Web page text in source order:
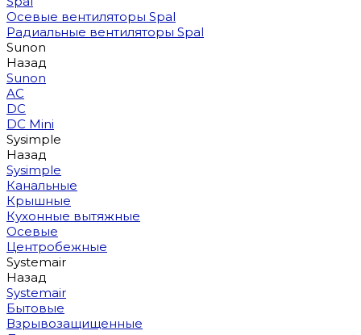
Осевые вентиляторы Spal
Радиальные вентиляторы Spal
Sunon
Назад
Sunon
AC
DC
DC Mini
Sysimple
Назад
Sysimple
Канальные
Крышные
Кухонные вытяжные
Осевые
Центробежные
Systemair
Назад
Systemair
Бытовые
Взрывозащищенные